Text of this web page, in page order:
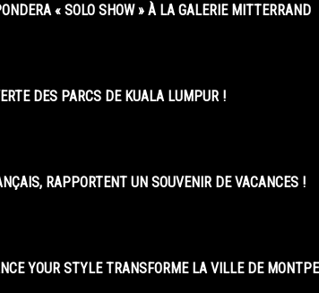
« SOLO SHOW » À LA GALERIE MITTERRAND
DES PARCS DE KUALA LUMPUR !
RAPPORTENT UN SOUVENIR DE VACANCES !
YOUR STYLE TRANSFORME LA VILLE DE